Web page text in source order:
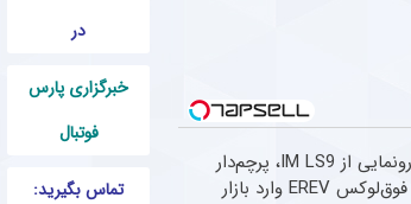
در
خبرگزاری پارس
فوتبال
تماس بگیرید:
رونمایی از IM LS9، پرچم‌دار
فوق‌لوکس EREV وارد بازار